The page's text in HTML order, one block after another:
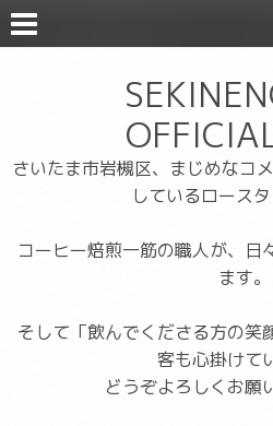
さいたま市岩槻区、まじめなコ
しているロースタ
コーヒー焙煎一筋の職人が、日
ます。
そして「飲んでくださる方の笑
客も心掛けて
どうぞよろしくお願